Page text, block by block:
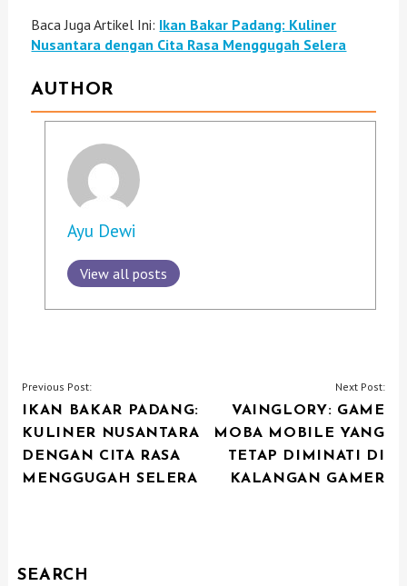
Baca Juga Artikel Ini: Ikan Bakar Padang: Kuliner
Nusantara dengan Cita Rasa Menggugah Selera
AUTHOR
Ayu Dewi
View all posts
P
O
T
Previous Post:
IKAN BAKAR PADANG:
KULINER NUSANTARA
DENGAN CITA RASA
MENGGUGAH SELERA
Next Post:
VAINGLORY: GAME
MOBA MOBILE YANG
TETAP DIMINATI DI
KALANGAN GAMER
SEARCH